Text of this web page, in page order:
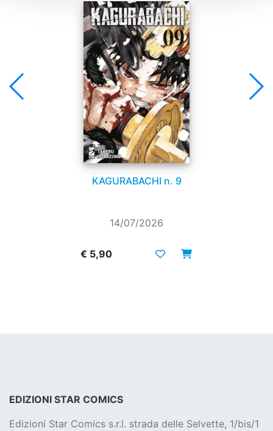
KAGURABACHI n. 9
14/07/2026
€ 5,90
EDIZIONI STAR COMICS
Edizioni Star Comics s.r.l. strada delle Selvette, 1/bis/1